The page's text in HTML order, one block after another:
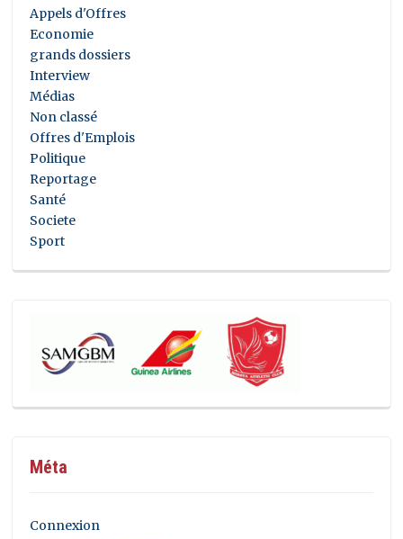
Appels d'Offres
Economie
grands dossiers
Interview
Médias
Non classé
Offres d'Emplois
Politique
Reportage
Santé
Societe
Sport
Méta
Connexion